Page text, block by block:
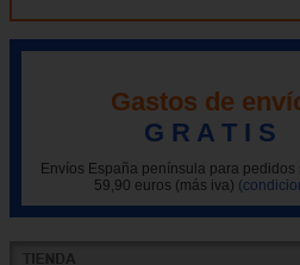
Gastos de
G R A T I S
Envíos España península para pedidos
59,90 euros (más iva)